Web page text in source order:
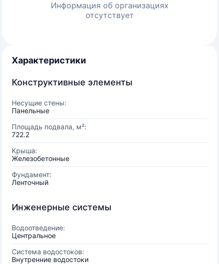
Информация об организациях
отсутствует
Характеристики
Конструктивные элементы
Несущие стены:
Панельные
Площадь подвала, м²:
722.2
Крыша:
Железобетонные
Фундамент:
Ленточный
Инженерные системы
Водоотведение:
Центральное
Система водостоков:
Внутренние водостоки